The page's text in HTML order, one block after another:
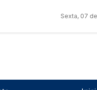
Sexta, 07